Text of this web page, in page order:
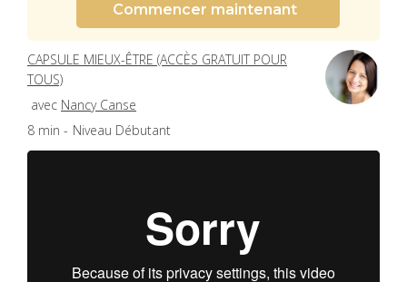
Commencer maintenant
CAPSULE MIEUX-ÊTRE (ACCÈS GRATUIT POUR
TOUS)
avec Nancy Canse
8 min - Niveau Débutant